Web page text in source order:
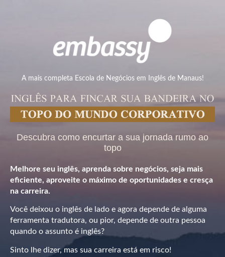
A mais completa Escola de Negócios em Inglês de Manaus!
Descubra como encurtar a sua jornada rumo ao
topo
Melhore seu inglês, aprenda sobre negócios, seja mais
eficiente, aproveite o máximo de oportunidades e cresça
na carreira.
Você deixou o inglês de lado e agora depende de alguma
ferramenta tradutora, ou pior, depende de outra pessoa
quando o assunto é inglês?
Sinto lhe dizer, mas sua carreira está em risco!